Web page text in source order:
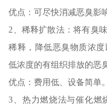
优点：可尽快消减恶臭影
2、稀释扩散法：将有臭
稀释，降低恶臭物质浓度
低浓度的有组织排放的恶
优点：费用低、设备简单。
3、热力燃烧法与催化燃